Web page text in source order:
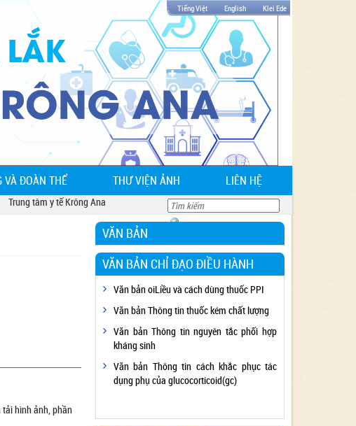
Tiếng Việt English Klei Ede
VÀ ĐOÀN THỂ THƯ VIỆN ẢNH LIÊN HỆ
Trung tâm y tế Krông Ana
tải hình ảnh, phần
VĂN BẢN
VĂN BẢN CHỈ ĐẠO ĐIỀU HÀNH
Văn bản oiLiều và cách dùng thuốc PPI
Văn bản Thông tin thuốc kém chất lượng
Văn bản Thông tin nguyên tắc phối hợp
kháng sinh
Văn bản Thông tin cách khắc phục tác
dụng phụ của glucocorticoid(gc)